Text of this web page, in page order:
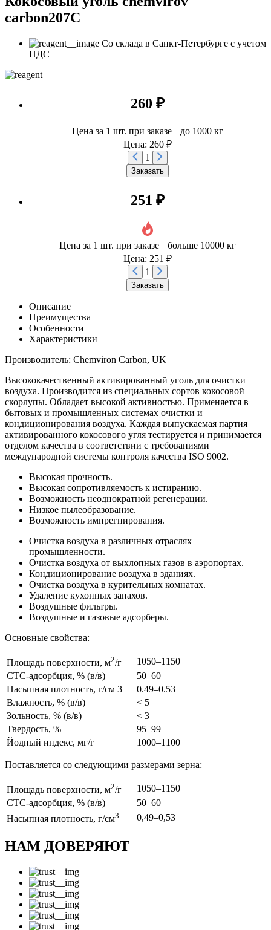
carbon207C
Со склада в Санкт-Петербурге с учетом
НДС
260 ₽
Цена за 1 шт. при заказе до 1000 кг
Цена: 260 ₽
1
Заказать
251 ₽
Цена за 1 шт. при заказе больше 10000 кг
Цена: 251 ₽
1
Заказать
Описание
Преимущества
Особенности
Характеристики
Производитель: Chemviron Carbon, UK
Высококачественный активированный уголь для очистки
воздуха. Производится из специальных сортов кокосовой
скорлупы. Обладает высокой активностью. Применяется в
бытовых и промышленных системах очистки и
кондиционирования воздуха. Каждая выпускаемая партия
активированного кокосового угля тестируется и принимается
отделом качества в соответствии с требованиями
международной системы контроля качества ISO 9002.
Высокая прочность.
Высокая сопротивляемость к истиранию.
Возможность неоднократной регенерации.
Низкое пылеобразование.
Возможность импрегнирования.
Очистка воздуха в различных отраслях
промышленности.
Очистка воздуха от выхлопных газов в аэропортах.
Кондиционирование воздуха в зданиях.
Очистка воздуха в курительных комнатах.
Удаление кухонных запахов.
Воздушные фильтры.
Воздушные и газовые адсорберы.
Основные свойства:
Площадь поверхности, м2/г
1050–1150
CTC-адсорбция, % (в/в)
50–60
Насыпная плотность, г/см 3
0.49–0.53
Влажность, % (в/в)
< 5
Зольность, % (в/в)
< 3
Твердость, %
95–99
Йодный индекс, мг/г
1000–1100
Поставляется со следующими размерами зерна:
Площадь поверхности, м2/г
1050–1150
CTC-адсорбция, % (в/в)
50–60
Насыпная плотность, г/см3 0,49–0,53
НАМ ДОВЕРЯЮТ